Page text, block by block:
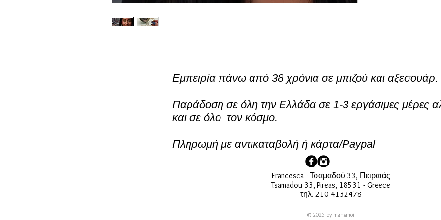
Εμπειρία πάνω από 38 χρόνια σε μπιζού και αξεσουάρ.
Παράδοση σε όλη την Ελλάδα σε 1-3 εργάσιμες μέρες
και σε όλο τον κόσμο.
Πληρωμή με αντικαταβολή ή κάρτα/Paypal
Francesca - Τσαμαδού 33, Πειραιάς
Tsamadou 33, Pireas, 18531 - Greece
τηλ. 210 4132478
© 2025 by manemoi